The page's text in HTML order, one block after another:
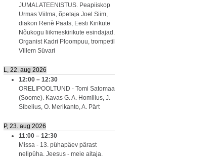
JUMALATEENISTUS. Peapiiskop
Urmas Viilma, õpetaja Joel Siim,
diakon Renè Paats, Eesti Kirikute
Nõukogu liikmeskirikute esindajad.
Organist Kadri Ploompuu, trompetil
Villem Süvari
L, 22. aug 2026
12:00 – 12:30
ORELIPOOLTUND - Tomi Satomaa
(Soome). Kavas G. A. Homilius, J.
Sibelius, O. Merikanto, A. Pärt
P, 23. aug 2026
11:00 – 12:30
Missa - 13. pühapäev pärast
nelipüha. Jeesus - meie aitaja.